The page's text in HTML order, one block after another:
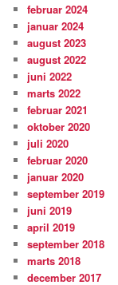
februar 2024
januar 2024
august 2023
august 2022
juni 2022
marts 2022
februar 2021
oktober 2020
juli 2020
februar 2020
januar 2020
september 2019
juni 2019
april 2019
september 2018
marts 2018
december 2017